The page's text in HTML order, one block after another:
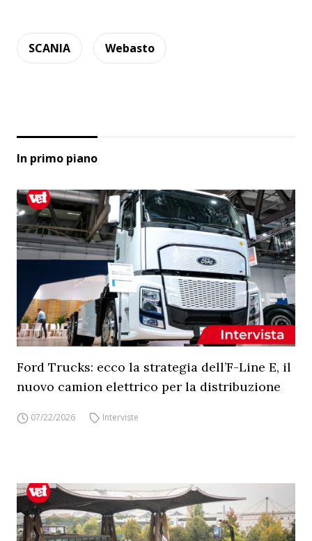
SCANIA Webasto
In primo piano
Ford Trucks: ecco la strategia dell’F-Line E, il
nuovo camion elettrico per la distribuzione
07/22/2026 Interviste